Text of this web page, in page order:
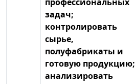
профессиональных
задач;
контролировать
сырье,
полуфабрикаты и
готовую продукцию;
анализировать